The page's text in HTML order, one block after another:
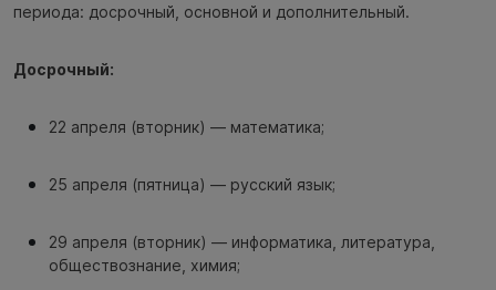
периода: досрочный, основной и дополнительный.
Досрочный:
22 апреля (вторник) — математика;
25 апреля (пятница) — русский язык;
29 апреля (вторник) — информатика, литература,
обществознание, химия;